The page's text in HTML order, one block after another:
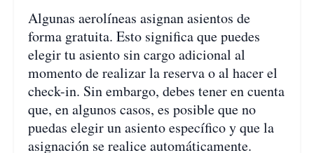
Algunas aerolíneas asignan asientos de
forma gratuita. Esto significa que puedes
elegir tu asiento sin cargo adicional al
momento de realizar la reserva o al hacer el
check-in. Sin embargo, debes tener en cuenta
que, en algunos casos, es posible que no
puedas elegir un asiento específico y que la
asignación se realice automáticamente.